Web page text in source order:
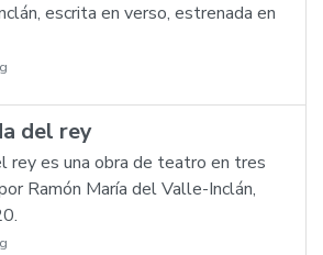
escrita en verso, estrenada en
del rey
rey es una obra de teatro en tres
Ramón María del Valle-Inclán,